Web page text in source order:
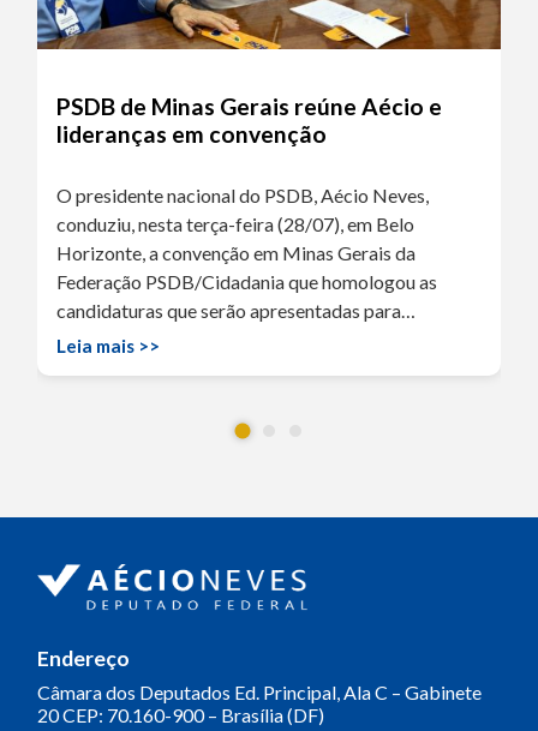
PSDB de Minas Gerais reúne Aécio e
lideranças em convenção
O presidente nacional do PSDB, Aécio Neves,
conduziu, nesta terça-feira (28/07), em Belo
Horizonte, a convenção em Minas Gerais da
Federação PSDB/Cidadania que homologou as
candidaturas que serão apresentadas para…
Leia mais >>
Endereço
Câmara dos Deputados Ed. Principal, Ala C – Gabinete
20CEP: 70.160-900 – Brasília (DF)